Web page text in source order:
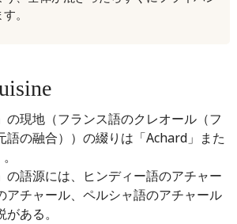
。
の現地（フランス語のクレオール（フ
語の融合））の綴りは「Achard」また
の語源には、ヒンディー語のアチャー
アチャール、ペルシャ語のアチャール
ある。